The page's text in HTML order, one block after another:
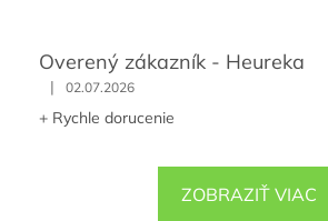
Overený zákazník - Heureka
| 02.07.2026
+ Rychle dorucenie
ZOBRAZIŤ VIAC